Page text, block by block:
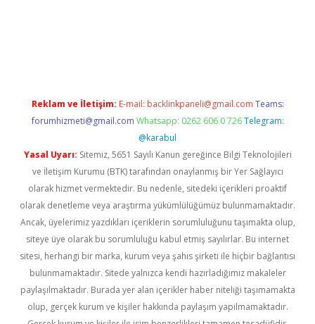
Reklam ve İletişim: E-mail: backlinkpaneli@gmail.com Teams:
forumhizmeti@gmail.com Whatsapp: 0262 606 0 726 Telegram:
@karabul
Yasal Uyarı: Sitemiz, 5651 Sayılı Kanun gereğince Bilgi Teknolojileri
ve İletişim Kurumu (BTK) tarafından onaylanmış bir Yer Sağlayıcı
olarak hizmet vermektedir. Bu nedenle, sitedeki içerikleri proaktif
olarak denetleme veya araştırma yükümlülüğümüz bulunmamaktadır.
Ancak, üyelerimiz yazdıkları içeriklerin sorumluluğunu taşımakta olup,
siteye üye olarak bu sorumluluğu kabul etmiş sayılırlar. Bu internet
sitesi, herhangi bir marka, kurum veya şahıs şirketi ile hiçbir bağlantısı
bulunmamaktadır. Sitede yalnızca kendi hazırladığımız makaleler
paylaşılmaktadır. Burada yer alan içerikler haber niteliği taşımamakta
olup, gerçek kurum ve kişiler hakkında paylaşım yapılmamaktadır.